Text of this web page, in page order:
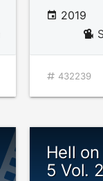
2019
432239
Hell
5 Vol. 2